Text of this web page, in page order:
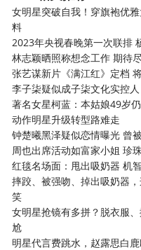
女明星突破自我！穿旗袍优
料
2023年央视春晚第一次联排
林志颖晒照称想念工作 期待
张艺谋新片《满江红》定档
李子柒疑似成子柒文化实控
著名女星柯蓝：本姑娘49岁
动作明星升级转型路难走
钟楚曦黑泽疑似恋情曝光 曾
周也出席活动如富家小姐 珍
红毯名场面：甩出吸奶器 机
摔跤、被强吻、掉出吸奶器
笑
女明星抢镜有多拼？脱衣服
尬
明星代言费跳水，赵露思白